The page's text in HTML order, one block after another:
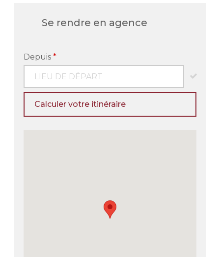
Se rendre en agence
Depuis*
Calculer votre itinéraire